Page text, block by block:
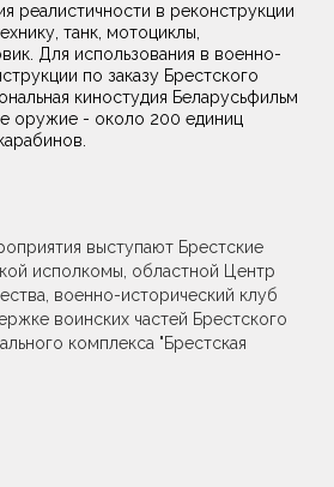
реалистичности в реконструкции
танк, мотоциклы,
Для использования в военно-
по заказу Брестского
киностудия Беларусьфильм
оружие - около 200 единиц
выступают Брестские
исполкомы, областной Центр
военно-исторический клуб
воинских частей Брестского
комплекса "Брестская